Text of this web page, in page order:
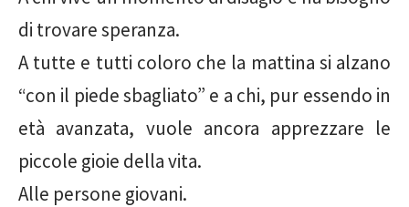
di trovare speranza.
A tutte e tutti coloro che la mattina si alzano
“con il piede sbagliato” e a chi, pur essendo in
età avanzata, vuole ancora apprezzare le
piccole gioie della vita.
Alle persone giovani.